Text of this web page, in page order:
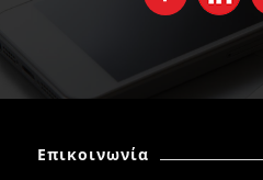
Επικοινωνία